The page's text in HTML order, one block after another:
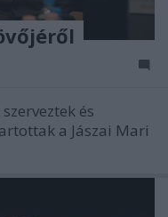
és
a Jászai Mari